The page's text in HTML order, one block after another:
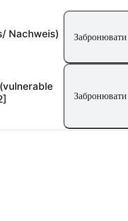
Nachweis) Забронювати
Забронювати